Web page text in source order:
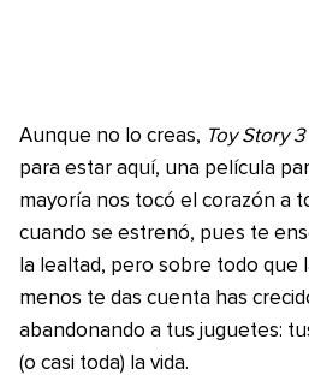
Aunque no lo creas, Toy Story 3
para estar aquí, una película
mayoría nos tocó el corazón a
cuando se estrenó, pues te
la lealtad, pero sobre todo que
menos te das cuenta has
abandonando a tus juguetes:
(o casi toda) la vida.